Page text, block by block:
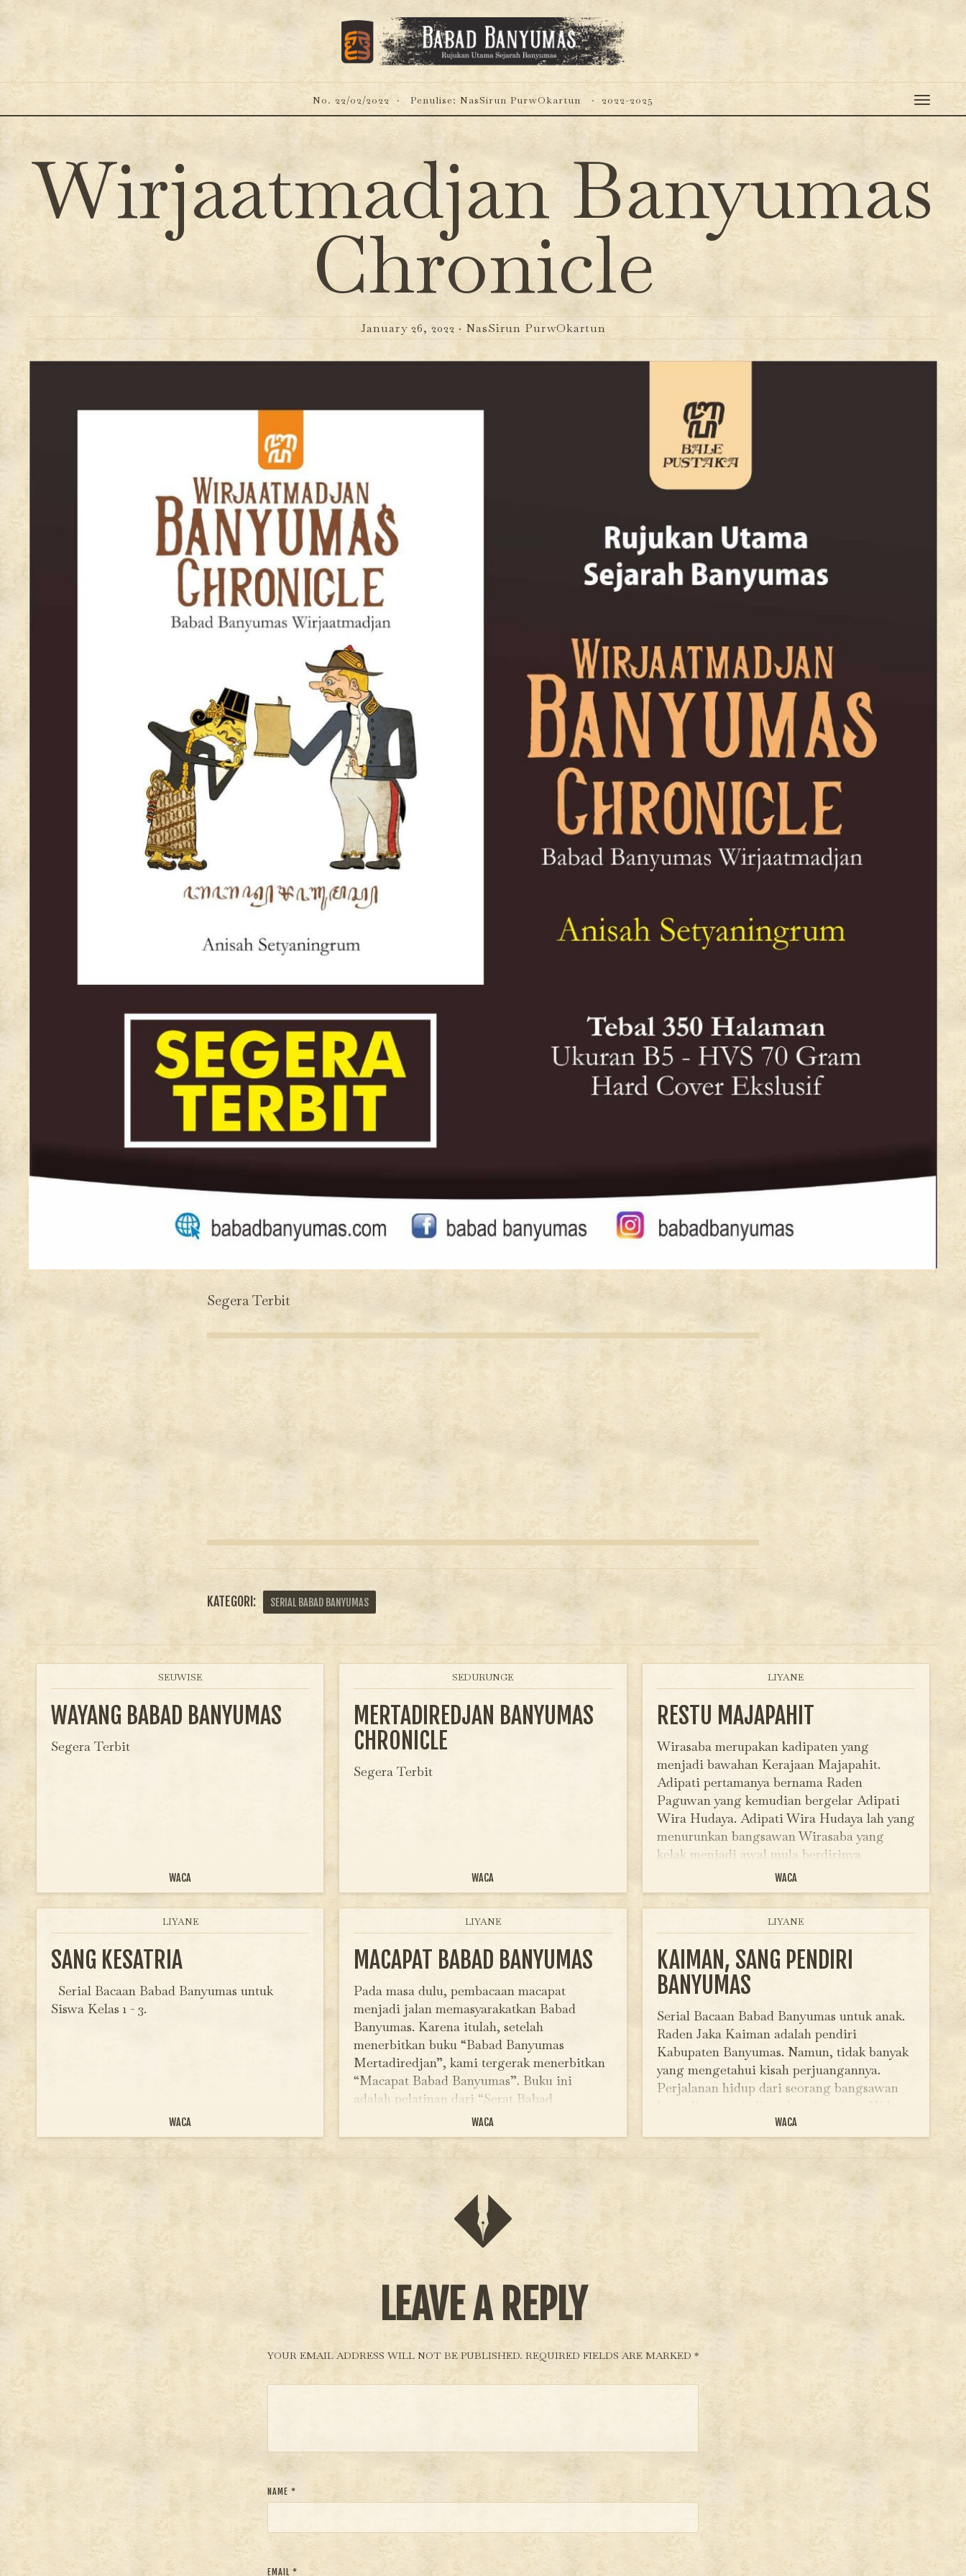
No. 22/02/2022 Penulise: NasSirun PurwOkartun 2022-2025
Wirjaatmadjan Banyumas
Chronicle
January 26, 2022 · NasSirun PurwOkartun
Segera Terbit
KATEGORI: SERIAL BABAD BANYUMAS
SEUWISE
WAYANG BABAD BANYUMAS
Segera Terbit
WACA
SEDURUNGE
MERTADIREDJAN BANYUMAS
CHRONICLE
Segera Terbit
WACA
LIYANE
RESTU MAJAPAHIT
Wirasaba merupakan kadipaten yang
menjadi bawahan Kerajaan Majapahit.
Adipati pertamanya bernama Raden
Paguwan yang kemudian bergelar Adipati
Wira Hudaya. Adipati Wira Hudaya lah yang
menurunkan bangsawan Wirasaba yang
kelak menjadi awal mula berdirinya
kabupaten baru bernama Banyumas. Apa
kaitan antara…
WACA
LIYANE
SANG KESATRIA
Serial Bacaan Babad Banyumas untuk
Siswa Kelas 1 - 3.
WACA
LIYANE
MACAPAT BABAD BANYUMAS
Pada masa dulu, pembacaan macapat
menjadi jalan memasyarakatkan Babad
Banyumas. Karena itulah, setelah
menerbitkan buku “Babad Banyumas
Mertadiredjan”, kami tergerak menerbitkan
“Macapat Babad Banyumas”. Buku ini
adalah pelatinan dari “Serat Babad
Banyumas Mertadiredjan”. Sebuah bacaan
yang awalnya ditulis dalam aksara…
WACA
LIYANE
KAIMAN, SANG PENDIRI
BANYUMAS
Serial Bacaan Babad Banyumas untuk anak.
Raden Jaka Kaiman adalah pendiri
Kabupaten Banyumas. Namun, tidak banyak
yang mengetahui kisah perjuangannya.
Perjalanan hidup dari seorang bangsawan
kemudian menjadi anak yatim piatu. Hidup
menumpang sebagai penggembala kerbau.
Diasuh tukang pembuat warangka keris…
WACA
LEAVE A REPLY
YOUR EMAIL ADDRESS WILL NOT BE PUBLISHED. REQUIRED FIELDS ARE MARKED *
NAME *
EMAIL *